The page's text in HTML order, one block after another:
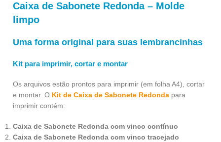
Caixa de Sabonete Redonda – Molde
limpo
Uma forma original para suas lembrancinhas
Kit para imprimir, cortar e montar
Os arquivos estão prontos para imprimir (em folha A4), cortar
e montar. O Kit de Caixa de Sabonete Redonda para
imprimir contém:
Caixa de Sabonete Redonda com vinco contínuo
Caixa de Sabonete Redonda com vinco tracejado